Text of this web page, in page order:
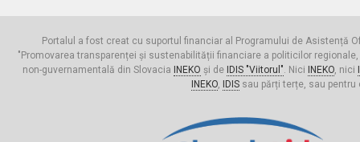
Portalul a fost creat cu suportul financiar al Programului de Asistență
"Promovarea transparenței și sustenabilității financiare a politicilor
non-guvernamentală din Slovacia
INEKO și de IDIS "Viitorul". Nici INEKO, nici
INEKO, IDISsau părți terțe, sau pentru